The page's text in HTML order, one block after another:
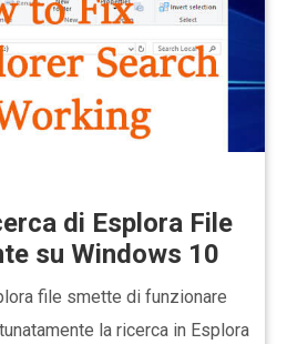
di Esplora File
su Windows 10
file smette di funzionare
la ricerca in Esplora